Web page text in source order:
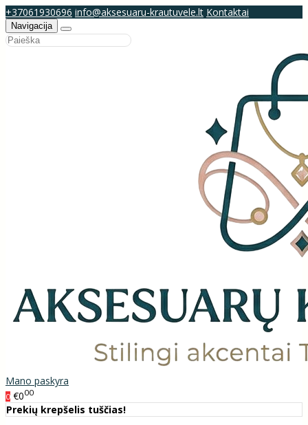
+37061930696 info@aksesuaru-krautuvele.lt Kontaktai
Navigacija
Mano paskyra
0 €000
Prekių krepšelis tuščias!